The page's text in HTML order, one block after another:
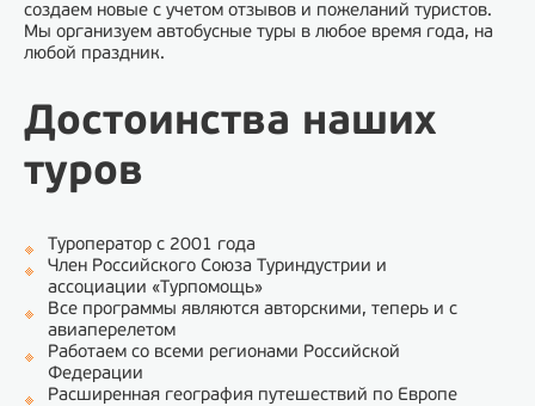
создаем новые с учетом отзывов и пожеланий туристов.
Мы организуем автобусные туры в любое время года, на
любой праздник.
Достоинства наших
туров
Туроператор с 2001 года
Член Российского Союза Туриндустрии и
ассоциации «Турпомощь»
Все программы являются авторскими, теперь и с
авиаперелетом
Работаем со всеми регионами Российской
Федерации
Расширенная география путешествий по Европе